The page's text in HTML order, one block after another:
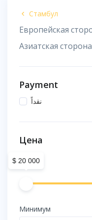
Стамбул
Европейская
Азиатская сторона
Payment
نقداً
Цена
$ 20 000
Минимум